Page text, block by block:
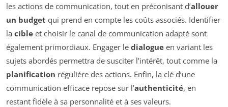
les actions de communication, tout en préconisant d’allouer
un budget qui prend en compte les coûts associés. Identifier
la cible et choisir le canal de communication adapté sont
également primordiaux. Engager le dialogue en variant les
sujets abordés permettra de susciter l’intérêt, tout comme la
planification régulière des actions. Enfin, la clé d’une
communication efficace repose sur l’authenticité, en
restant fidèle à sa personnalité et à ses valeurs.